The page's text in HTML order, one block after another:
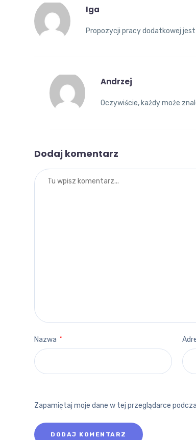
Iga
Propozycji pracy dodatkowej
Andrzej
Oczywiście, każdy może
Dodaj komentarz
Nazwa *
Zapamiętaj moje dane w tej przeglądarce